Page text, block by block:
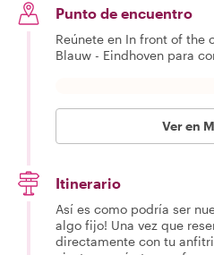
Punto de encuentro
Reúnete en In front of the
Blauw - Eindhoven para
Ver en
Itinerario
Así es como podría ser
algo fijo! Una vez que
directamente con tu